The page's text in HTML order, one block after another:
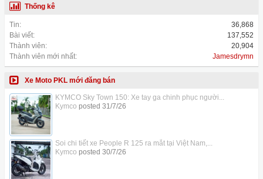
Thống kê
Tin:
36,868
Bài viết:
137,552
Thành viên:
20,904
Thành viên mới nhất:
Jamesdrymn
Xe Moto PKL mới đăng bán
KYMCO Sky Town 150: Xe tay ga chinh phục người...
Kymco posted 31/7/26
Soi chi tiết xe People R 125 ra mắt tại Việt Nam,...
Kymco posted 30/7/26